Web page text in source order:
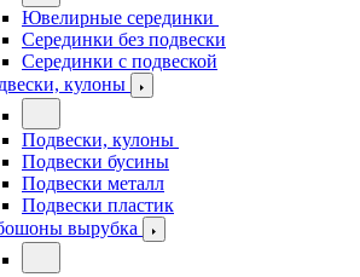
Ювелирные серединки
Серединки без подвески
Серединки с подвеской
кулоны
Подвески, кулоны
Подвески бусины
Подвески металл
Подвески пластик
вырубка